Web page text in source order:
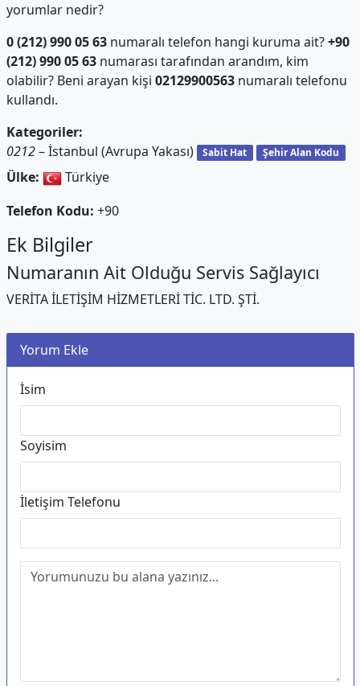
yorumlar nedir?
0 (212) 990 05 63numaralı telefon hangi kuruma ait?+90
(212) 990 05 63numarası tarafından arandım, kim
olabilir? Beni arayan kişi 02129900563numaralı telefonu
kullandı.
Kategoriler:
0212– İstanbul (Avrupa Yakası) Sabit Hat Şehir Alan Kodu
Ülke:
Türkiye
Telefon Kodu: +90
Ek Bilgiler
Numaranın Ait Olduğu Servis Sağlayıcı
VERİTA İLETİŞİM HİZMETLERİ TİC. LTD. ŞTİ.
Yorum Ekle
İsim
Soyisim
İletişim Telefonu